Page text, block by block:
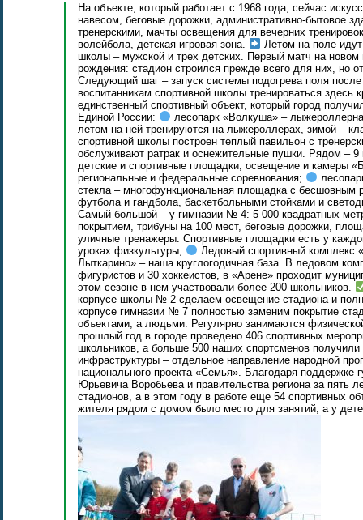
На объекте, который работает с 1968 года, сейчас
навесом, беговые дорожки, административно-бытовое
тренерскими, мачты освещения для вечерних
волейбола, детская игровая зона.
Летом на поле
школы – мужской и трех детских. Первый матч на новом
рождения: стадион строился прежде всего для них, но
Следующий шаг – запуск системы подогрева поля после
воспитанникам спортивной школы тренироваться здесь
единственный спортивный объект, который город
Единой России:
лесопарк «Волкуша» –
летом на ней тренируются на лыжероллерах, зимой –
спортивной школы построен теплый павильон с
обслуживают ратрак и оснежительные пушки. Рядом –
детские и спортивные площадки, освещение и камеры
региональные и федеральные соревнования;
стекла – многофункциональная площадка с бесшовным
футбола и гандбола, баскетбольными стойками и
Самый большой – у гимназии № 4: 5 000 квадратных
покрытием, трибуны на 100 мест, беговые дорожки,
уличные тренажеры. Спортивные площадки есть у
уроках физкультуры;
Ледовый спортивный комплекс
Лыткарино» – наша круглогодичная база. В ледовом
фигуристов и 30 хоккеистов, в «Арене» проходит
этом сезоне в нем участвовали более 200 школьников.
корпусе школы № 2 сделаем освещение стадиона и
корпусе гимназии № 7 полностью заменим покрытие
объектами, а людьми. Регулярно занимаются
прошлый год в городе проведено 406 спортивных
школьников, а больше 500 наших спортсменов
инфраструктуры – отдельное направление народной
национального проекта «Семья». Благодаря поддержке
Юрьевича Воробьева и правительства региона за пять
стадионов, а в этом году в работе еще 54 спортивных
жителя рядом с домом было место для занятий, а у